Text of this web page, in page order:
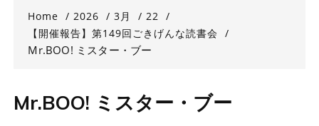
Home 2026 3月
22
【開催報告】第149回ごきげんな読書会
Mr.BOO! ミスター・ブー
Mr.BOO! ミスター・ブー